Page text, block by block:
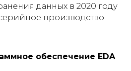
данных в 2020 году
производство
обеспечение EDA